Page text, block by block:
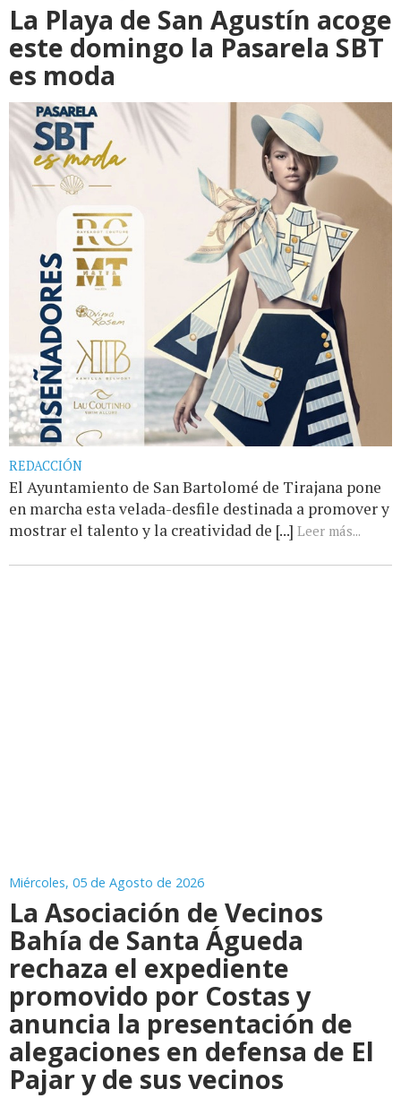
La Playa de San Agustín acoge
este domingo la Pasarela SBT
es moda
REDACCIÓN
El Ayuntamiento de San Bartolomé de Tirajana pone
en marcha esta velada-desfile destinada a promover y
mostrar el talento y la creatividad de [...] Leer más...
Miércoles, 05 de Agosto de 2026
La Asociación de Vecinos
Bahía de Santa Águeda
rechaza el expediente
promovido por Costas y
anuncia la presentación de
alegaciones en defensa de El
Pajar y de sus vecinos